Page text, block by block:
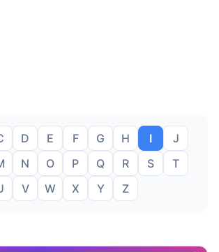
D E F G H I
J
N O P Q R S
T
V W X Y Z